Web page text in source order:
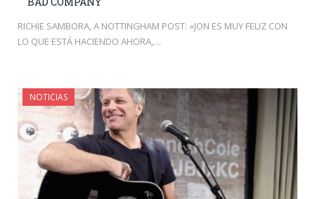
RICHIE SAMBORA, A NOTTINGHAM POST: «JON ES MUY FELIZ CON
LO QUE ESTÁ HACIENDO AHORA,…
NOTICIAS